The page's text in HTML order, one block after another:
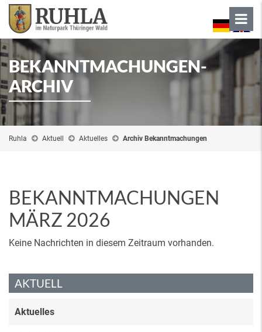
BEKANNTMACHUNGEN-
ARCHIV
Ruhla Aktuell Aktuelles Archiv Bekanntmachungen
BEKANNTMACHUNGEN
MÄRZ 2026
Keine Nachrichten in diesem Zeitraum vorhanden.
AKTUELL
Aktuelles